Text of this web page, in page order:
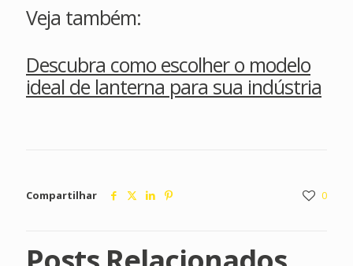
Veja também:
Descubra como escolher o modelo
ideal de lanterna para sua indústria
Compartilhar 0